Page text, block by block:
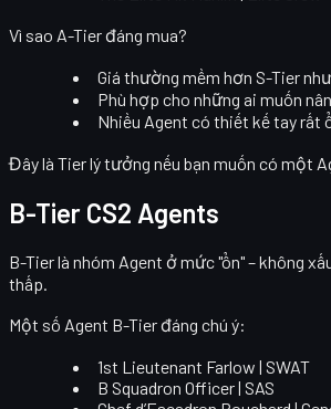
Vì sao A-Tier đáng mua?
Giá thường mềm hơn S-Tier
Phù hợp cho những ai muốn
Nhiều Agent có thiết kế tay rất
Đây là Tier lý tưởng nếu bạn muốn có một
B-Tier CS2 Agents
B-Tierlà nhóm Agent ở mức "ổn" – không
thấp.
Một số Agent B-Tier đáng chú ý:
1st Lieutenant Farlow | SWAT
B Squadron Officer | SAS